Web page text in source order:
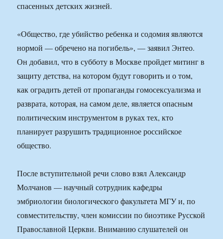
спасенных детских жизней.
«Общество, где убийство ребенка и содомия являются
нормой — обречено на погибель», — заявил Энтео.
Он добавил, что в субботу в Москве пройдет митинг в
защиту детства, на котором будут говорить и о том,
как оградить детей от пропаганды гомосексуализма и
разврата, которая, на самом деле, является опасным
политическим инструментом в руках тех, кто
планирует разрушить традиционное российское
общество.
После вступительной речи слово взял Александр
Молчанов — научный сотрудник кафедры
эмбриологии биологического факультета МГУ и, по
совместительству, член комиссии по биоэтике Русской
Православной Церкви. Вниманию слушателей он